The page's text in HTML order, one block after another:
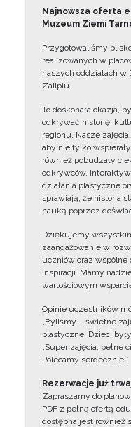
Najnowsza oferta
Muzeum Ziemi
Przygotowaliśmy
realizowanych w
naszych oddziałach w
Zalipiu.
To doskonała okazja,
odkrywać historię,
regionu. Nasze zajęcia
aby nie tylko
również pobudzały
odkrywców.
działania plastyczne
sprawiają, że historia
nauką poprzez
Dziękujemy
zaangażowanie w
uczniów oraz wspólne
inspiracji. Mamy
wartościowym
Opinie uczestników
„Byliśmy – świetne
plastyczne. Dzieci
„Super zajęcia, pełne
Polecamy serdecznie!”
Rezerwacje już
Zapraszamy do
PDF z pełną ofertą
dostępna jest również